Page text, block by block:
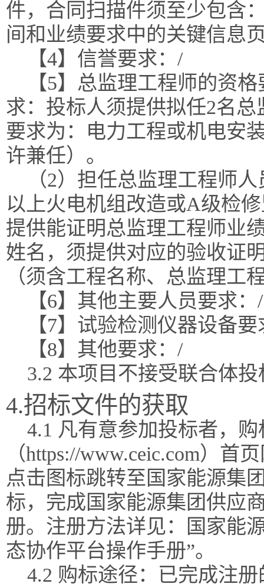
件，合同扫描件须至少包含
间和业绩要求中的关键信息
【4】信誉要求：/
【5】总监理工程师的资
求：投标人须提供拟任2名
要求为：电力工程或机电安
许兼任）。
（2）担任总监理工程师
以上火电机组改造或A级检
提供能证明总监理工程师业
姓名，须提供对应的验收证
（须含工程名称、总监理工
【6】其他主要人员要求：/
【7】试验检测仪器设备
【8】其他要求：/
3.2 本项目不接受联合体投
4.招标文件的获取
4.1 凡有意参加投标者，
（https://www.ceic.com）首
点击图标跳转至国家能源集
标，完成国家能源集团供应
册。注册方法详见：国家能
态协作平台操作手册”。
4.2 购标途径：已完成注